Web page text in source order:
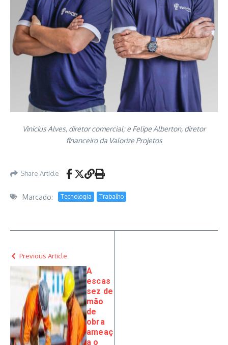
Vinicius Alves, diretor comercial; e Felipe Alberton, diretor
financeiro da Valorize Projetos
Share Article
Marcado: Tecnologia Trabalho
Previous Article
A
escas
sez de
mão
de
obra
ameaç
a o